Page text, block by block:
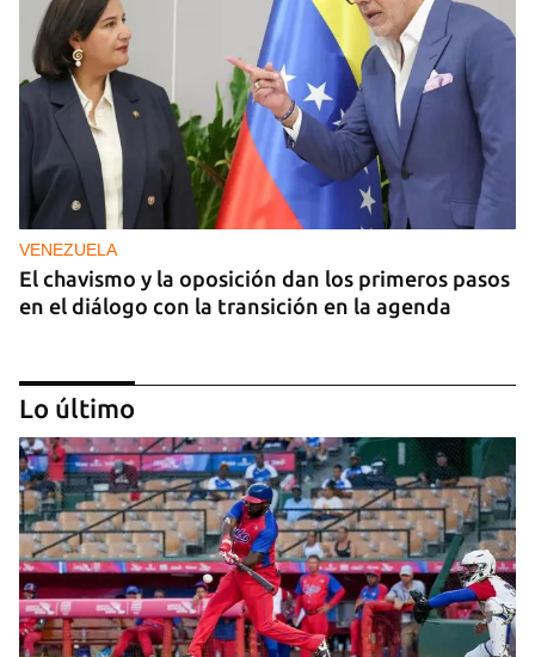
VENEZUELA
El chavismo y la oposición dan los primeros pasos
en el diálogo con la transición en la agenda
Lo último